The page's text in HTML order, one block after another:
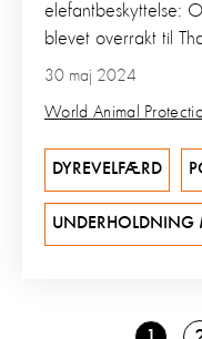
30 maj 2024
World Animal
elefantbeskyttelse:
blevet overrakt til
DYREVELFÆRD
UNDERHOLDNING